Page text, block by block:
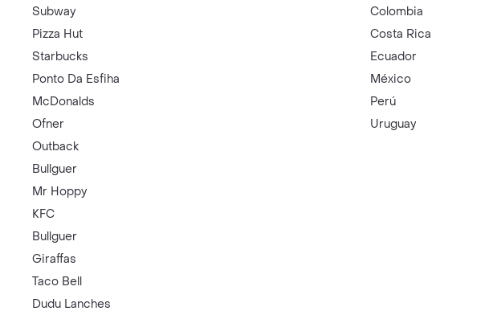
Subway
Pizza Hut
Starbucks
Ponto Da Esfiha
McDonalds
Ofner
Outback
Bullguer
Mr Hoppy
KFC
Bullguer
Giraffas
Taco Bell
Dudu Lanches
Colombia
Costa Rica
Ecuador
México
Perú
Uruguay